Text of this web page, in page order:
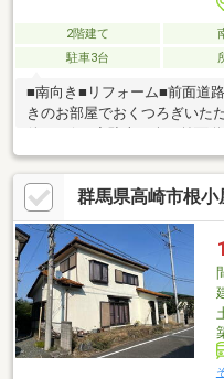
2階建て
駐車3台
■南向き■リフォーム■前面道
きのお部屋でおくつろぎい
ライブにご相談ください！■
他社様でご紹介されている物
様や過去にローンお断りされ
日のご見学希望大歓迎です。
無料】までお気軽にお電話く
バナーより、お問い合わせい
群馬県高崎市根